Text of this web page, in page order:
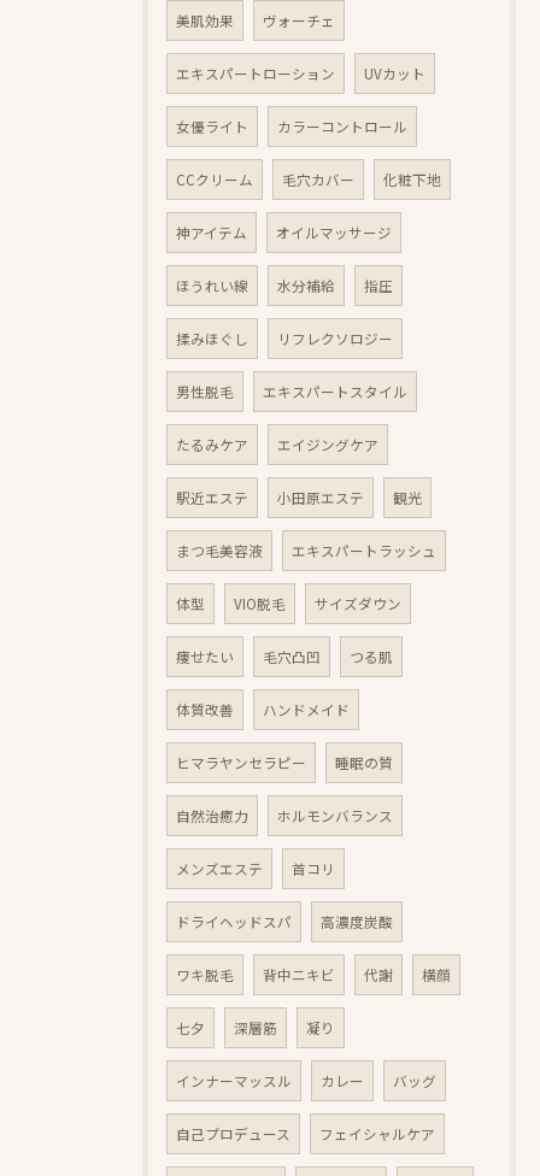
美肌効果 ヴォーチェ
エキスパートローション UVカット
女優ライト カラーコントロール
CCクリーム 毛穴カバー 化粧下地
神アイテム オイルマッサージ
ほうれい線 水分補給 指圧
揉みほぐし リフレクソロジー
男性脱毛 エキスパートスタイル
たるみケア エイジングケア
駅近エステ 小田原エステ 観光
まつ毛美容液 エキスパートラッシュ
体型 VIO脱毛 サイズダウン
痩せたい 毛穴凸凹 つる肌
体質改善 ハンドメイド
ヒマラヤンセラピー 睡眠の質
自然治癒力 ホルモンバランス
メンズエステ 首コリ
ドライヘッドスパ 高濃度炭酸
ワキ脱毛 背中ニキビ 代謝 横顔
七夕 深層筋 凝り
インナーマッスル カレー バッグ
自己プロデュース フェイシャルケア